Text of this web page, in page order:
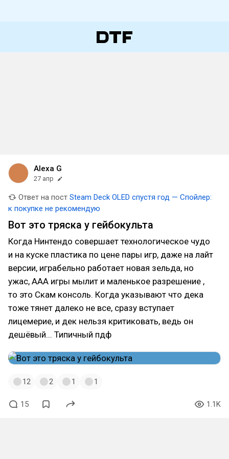
Alexa G
27 апр
Ответ на пост Steam Deck OLED спустя год — Спойлер:
к покупке не рекомендую
Вот это тряска у гейбокульта
Когда Нинтендо совершает технологическое чудо
и на куске пластика по цене пары игр, даже на лайт
версии, играбельно работает новая зельда, но
ужас, ААА игры мылит и маленькое разрешение ,
то это Скам консоль. Когда указывают что дека
тоже тянет далеко не все, сразу вступает
лицемерие, и дек нельзя критиковать, ведь он
дешёвый... Типичный пдф
12 2 1 1
15 1.1K